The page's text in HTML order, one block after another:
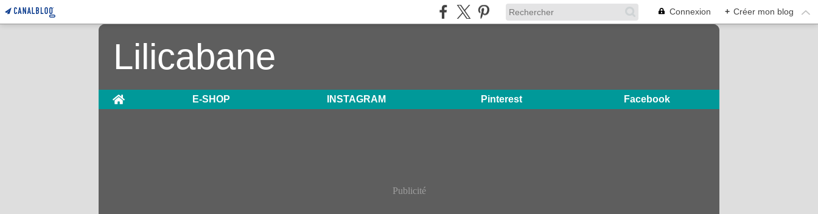
Connexion + Créer mon blog
Lilicabane
Home E-SHOP INSTAGRAM Pinterest Facebook
Publicité